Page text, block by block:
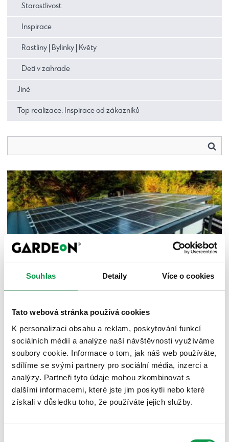
Souhlas Detaily Více o cookies
Tato webová stránka používá cookies
K personalizaci obsahu a reklam, poskytování funkcí
sociálních médií a analýze naší návštěvnosti využíváme
soubory cookie. Informace o tom, jak náš web používáte,
sdílíme se svými partnery pro sociální média, inzerci a
analýzy. Partneři tyto údaje mohou zkombinovat s
dalšími informacemi, které jste jim poskytli nebo které
získali v důsledku toho, že používáte jejich služby.
Starostlivost
Inspirace
Rastliny | Bylinky | Květy
Deti v zahrade
Jiné
Top realizace: Inspirace od zákazníků
Fotovoltaické panely na střeše garáže,
zahradního domku a přístřešku
Zveřejněno 05.07.2026 12:05
Střecha rodinného domu není jediné místo, kam si můžete
nainstalovat fotovoltaické panely. Máte-li garáž, zahradní
domek nebo přístřeš... Viac